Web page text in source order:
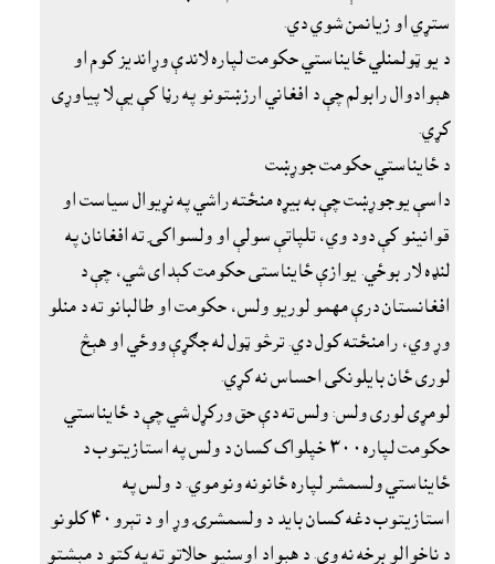
ستړي او زيانمن شوي دي.
د يو ټولمنلي ځايناستي حکومت لپاره لاندې وړانديز کوم او
هېوادوال رابولم چې د افغاني ارزښتونو په رڼا کې يې لا پياوړى
کړي.
د ځايناستي حکومت جوړښت
داسې يوجوړښت چې به بيړه منځته راشي په نړيوال سياست او
قوانينو کې دود وي، تلپاتې سولې او ولسواکۍ ته افغانان په
لنډه لار بوځي. يوازې ځايناستى حکومت کېداى شي، چې د
افغانستان درې مهمو لوريو ولس، حکومت او طالبانو ته د منلو
وړ وي، رامنځته کول دي. ترڅو ټول له جګړې ووځي او هېڅ
لورى ځان بايلونکى احساس نه کړي.
لومړى لورى ولس: ولس ته دې حق ورکړل شي چې د ځايناستي
حکومت لپاره٣٠٠ خپلواک کسان د ولس په استازيتوب د
ځايناستي ولسمشر لپاره ځانونه ونوموي. د ولس په
استازيتوب دغه کسان بايد د ولسمشرۍ وړ او د تېرو٤٠ کلونو
د ناخوالو برخه نه وي. د هېواد اوسنيو حالاتو ته په کتو د مېشتو